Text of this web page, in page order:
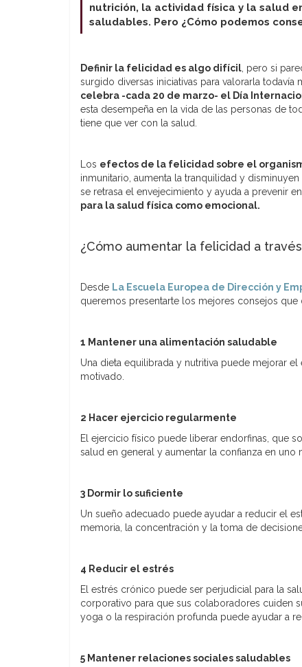
nutrición, la actividad física y la salud
saludables. Pero ¿Cómo podemos
Definir la felicidad es algo difícil , pero si
surgido diversas iniciativas para valorarla todavía
celebra -cada 20 de marzo- el Día
esta desempeña en la vida de las personas de
tiene que ver con la salud.
Los efectos de la felicidad sobre el
inmunitario, aumenta la tranquilidad y
se retrasa el envejecimiento y ayuda a prevenir
para la salud física como emocional.
¿Cómo aumentar la felicidad a
Desde La Escuela Europea de Dirección y
queremos presentarte los mejores consejos que
1 Mantener una alimentación saludable
Una dieta equilibrada y nutritiva puede mejorar
motivado.
2 Hacer ejercicio regularmente
El ejercicio físico puede liberar endorfinas, que
salud en general y aumentar la confianza en uno
3 Dormir lo suficiente
Un sueño adecuado puede ayudar a reducir el
memoria, la concentración y la toma de
4 Reducir el estrés
El estrés crónico puede ser perjudicial para la
corporativo para que sus colaboradores cuiden
yoga o la respiración profunda puede ayudar a
5 Mantener relaciones sociales saludables